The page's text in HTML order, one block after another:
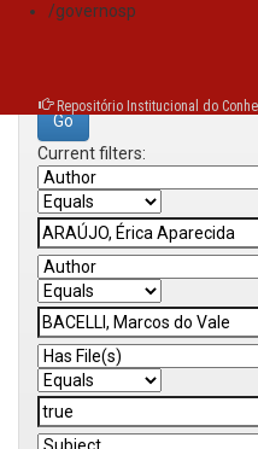
/governosp
Repositório Institucional do
Current filters: